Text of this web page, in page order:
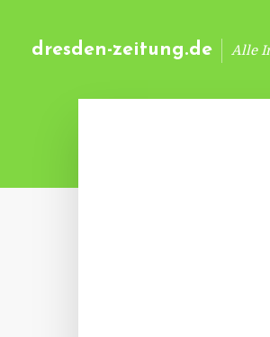
dresden-zeitung.de Alle